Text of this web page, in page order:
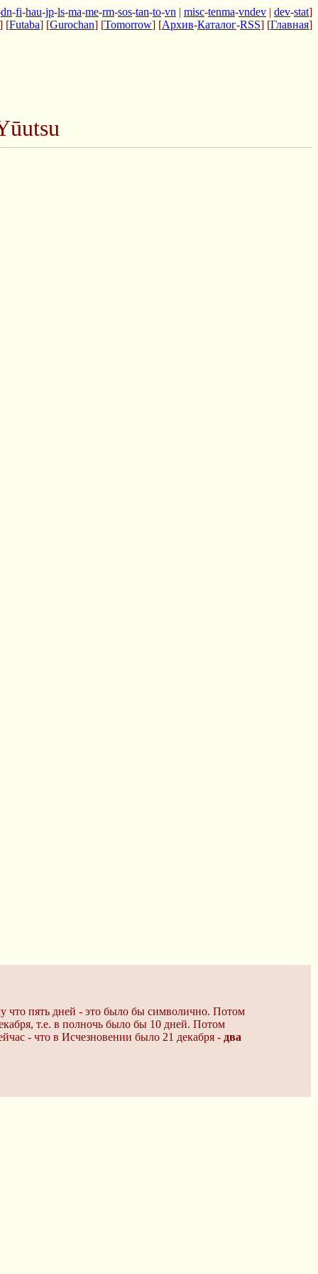
dn-fi-hau-jp-ls-ma-me-rm-sos-tan-to-vn | misc-tenma-vndev | dev-stat]
] [Futaba] [Gurochan] [Tomorrow] [Архив-Каталог-RSS] [Главная]
что пять дней - это было бы символично. Потом
т.е. в полночь было бы 10 дней. Потом
- что в Исчезновении было 21 декабря - два